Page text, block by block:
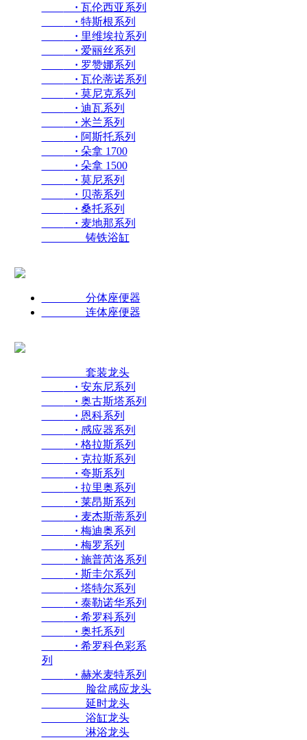
· 瓦伦西亚系列
· 特斯根系列
· 里维埃拉系列
· 爱丽丝系列
· 罗赞娜系列
· 瓦伦蒂诺系列
· 莫尼克系列
· 迪瓦系列
· 米兰系列
· 阿斯托系列
· 朵拿 1700
· 朵拿 1500
· 莫尼系列
· 贝蒂系列
· 桑托系列
· 麦地那系列
铸铁浴缸
分体座便器
连体座便器
套装龙头
· 安东尼系列
· 奥古斯塔系列
· 恩科系列
· 感应器系列
· 格拉斯系列
· 克拉斯系列
· 夸斯系列
· 拉里奥系列
· 莱昂斯系列
· 麦杰斯蒂系列
· 梅迪奥系列
· 梅罗系列
· 施普芮洛系列
· 斯圭尔系列
· 塔特尔系列
· 泰勒诺华系列
· 希罗科系列
· 奥托系列
· 希罗科色彩系
列
· 赫米麦特系列
脸盆感应龙头
延时龙头
浴缸龙头
淋浴龙头